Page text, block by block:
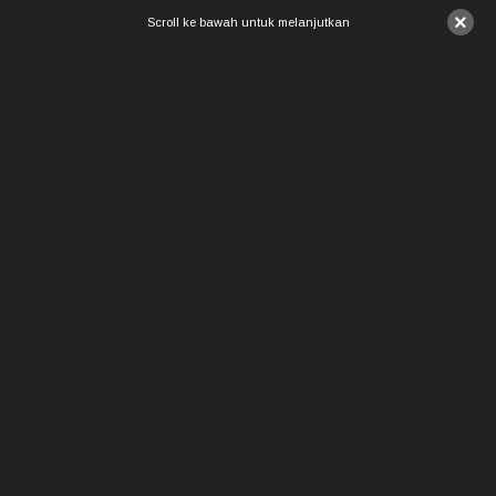
×
Scroll ke bawah untuk melanjutkan